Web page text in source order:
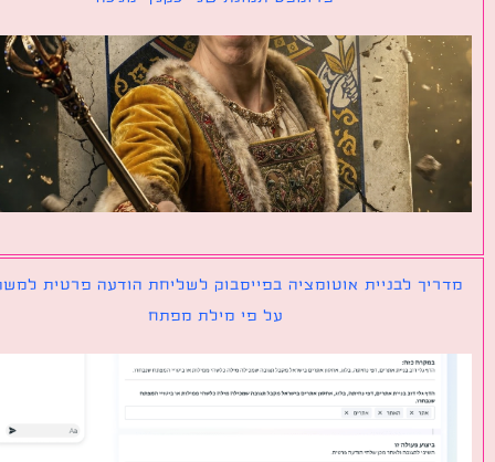
לבניית אוטומציה בפייסבוק לשליחת הודעה פרטית למשתמש
על פי מילת מפתח